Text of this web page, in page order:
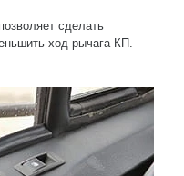
сделать
ход рычага КП.